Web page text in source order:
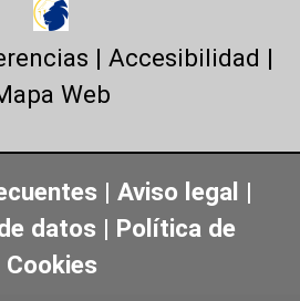
|Accesibilidad |
Web
| Aviso legal |
datos | Política de
Cookies